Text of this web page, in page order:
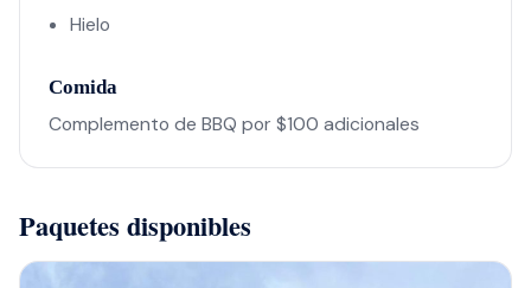
Hielo
Comida
Complemento de BBQ por $100 adicionales
Paquetes disponibles